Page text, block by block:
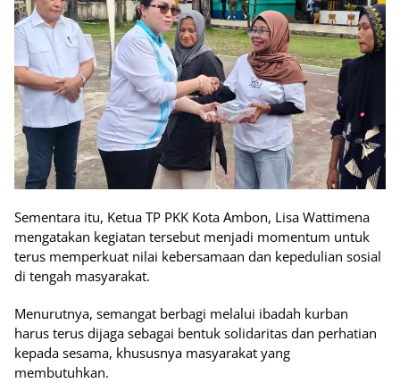
Sementara itu, Ketua TP PKK Kota Ambon, Lisa Wattimena
mengatakan kegiatan tersebut menjadi momentum untuk
terus memperkuat nilai kebersamaan dan kepedulian sosial
di tengah masyarakat.
Menurutnya, semangat berbagi melalui ibadah kurban
harus terus dijaga sebagai bentuk solidaritas dan perhatian
kepada sesama, khususnya masyarakat yang
membutuhkan.